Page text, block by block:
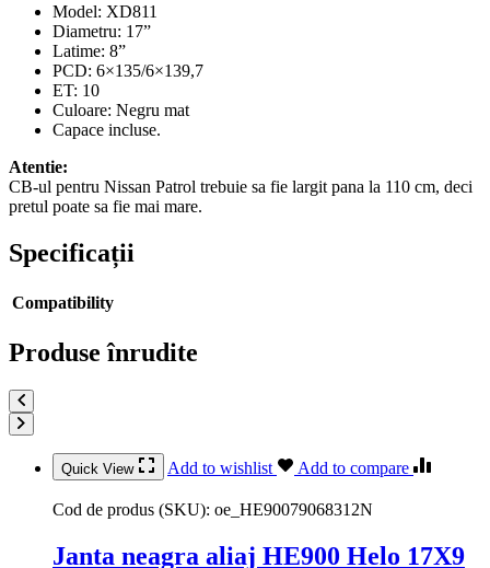
Model: XD811
Diametru: 17”
Latime: 8”
PCD: 6×135/6×139,7
ET: 10
Culoare: Negru mat
Capace incluse.
Atentie:
CB-ul pentru Nissan Patrol trebuie sa fie largit pana la 110 cm, deci
pretul poate sa fie mai mare.
Specificații
Compatibility
Produse înrudite
Quick View Add to wishlist Add to compare
Cod de produs (SKU): oe_HE90079068312N
Janta neagra aliaj HE900 Helo 17X9